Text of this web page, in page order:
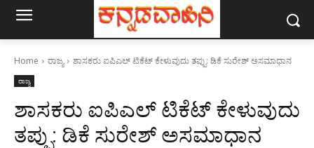
Home ರಾಜ್ಯ ಶಾಸಕರು ಐಪಿಎಲ್ ಟಿಕೆಟ್ ಕೇಳುವುದು ತಪ್ಪು: ಡಿಕೆ ಸುರೇಶ್ ಅಸಮಾಧಾನ
ರಾಜ್ಯ
ಶಾಸಕರು ಐಪಿಎಲ್ ಟಿಕೆಟ್ ಕೇಳುವುದು
ತಪ್ಪು: ಡಿಕೆ ಸುರೇಶ್ ಅಸಮಾಧಾನ